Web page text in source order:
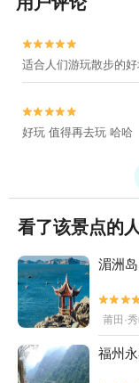


适合人们游玩散步的


好玩 值得再去玩 哈哈
看了该景点的
湄洲岛
莆田·
福州